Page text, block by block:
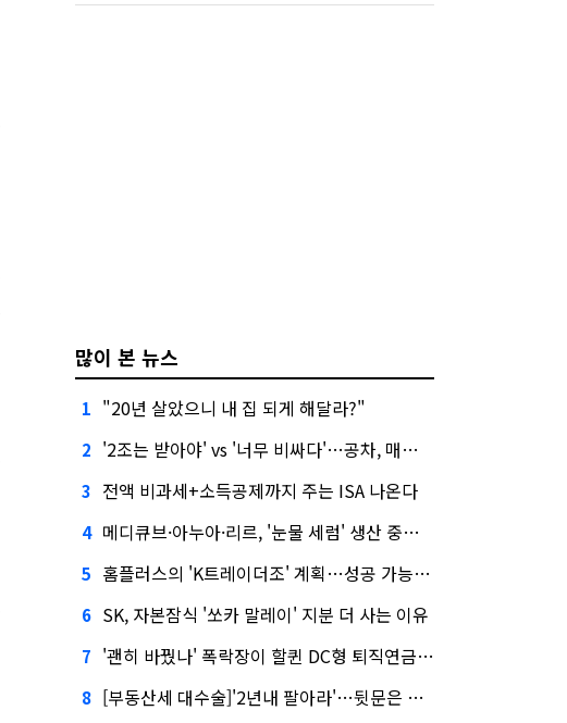
많이 본 뉴스
1 "20년 살았으니 내 집 되게 해달라?"
2 '2조는 받아야' vs '너무 비싸다'…공차, 매각 성공할까
3 전액 비과세+소득공제까지 주는 ISA 나온다
4 메디큐브·아누아·리르, '눈물 세럼' 생산 중단한다
5 홈플러스의 'K트레이더조' 계획…성공 가능성은 '글쎄'
6 SK, 자본잠식 '쏘카 말레이' 지분 더 사는 이유
7 '괜히 바꿨나' 폭락장이 할퀸 DC형 퇴직연금…전문가 조언은
8 [부동산세 대수술]'2년내 팔아라'…뒷문은 열었다